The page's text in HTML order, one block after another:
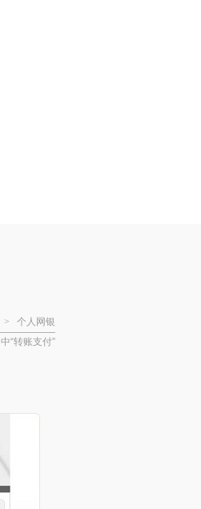
>
个人网银
中“转账支付”